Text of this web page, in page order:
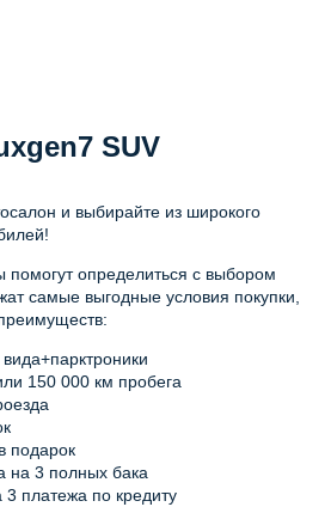
SUV
и выбирайте из широкого
определиться с выбором
самые выгодные условия покупки,
150 000 км пробега
подарок
на 3 полных бака
платежа по кредиту